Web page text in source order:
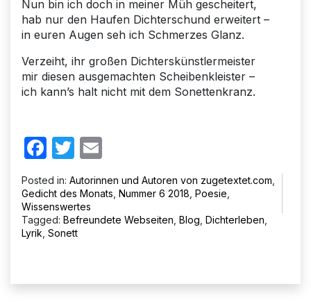
Nun bin ich doch in meiner Müh gescheitert,
hab nur den Haufen Dichterschund erweitert –
in euren Augen seh ich Schmerzes Glanz.
Verzeiht, ihr großen Dichterskünstlermeister
mir diesen ausgemachten Scheibenkleister –
ich kann’s halt nicht mit dem Sonettenkranz.
Facebook
Twitter
Posted in: Autorinnen und Autoren von zugetextet.com
Gedicht des Monats Nummer 6 2018 Poesie
Wissenswertes
Tagged: Befreundete Webseiten Blog Dichterleben
Lyrik Sonett